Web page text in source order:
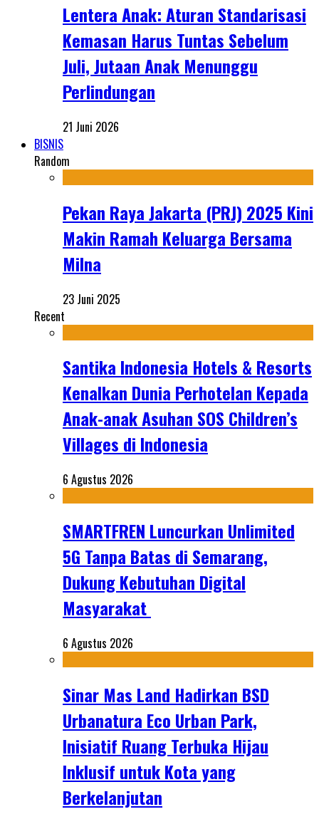
Lentera Anak: Aturan Standarisasi
Kemasan Harus Tuntas Sebelum
Juli, Jutaan Anak Menunggu
Perlindungan
21 Juni 2026
BISNIS
Random
Pekan Raya Jakarta (PRJ) 2025 Kini
Makin Ramah Keluarga Bersama
Milna
23 Juni 2025
Recent
Santika Indonesia Hotels & Resorts
Kenalkan Dunia Perhotelan Kepada
Anak-anak Asuhan SOS Children’s
Villages di Indonesia
6 Agustus 2026
SMARTFREN Luncurkan Unlimited
5G Tanpa Batas di Semarang,
Dukung Kebutuhan Digital
Masyarakat
6 Agustus 2026
Sinar Mas Land Hadirkan BSD
Urbanatura Eco Urban Park,
Inisiatif Ruang Terbuka Hijau
Inklusif untuk Kota yang
Berkelanjutan